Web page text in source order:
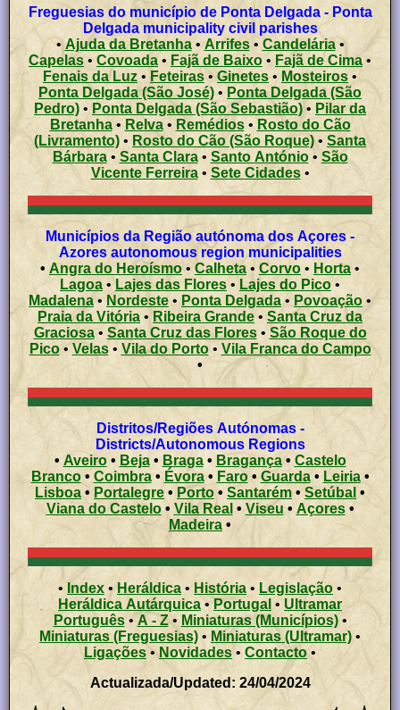
Freguesias do município de Ponta Delgada - Ponta
Delgada municipality civil parishes
•
Ajuda da Bretanha• Arrifes• Candelária•
Capelas • Covoada • Fajã de Baixo • Fajã de Cima •
Fenais da Luz • Feteiras • Ginetes• Mosteiros •
Ponta Delgada (São José)• Ponta Delgada (São
Pedro) • Ponta Delgada (São Sebastião) • Pilar da
Bretanha• Relva• Remédios• Rosto do Cão
(Livramento) • Rosto do Cão (São Roque)• Santa
Bárbara• Santa Clara• Santo António• São
Vicente Ferreira• Sete Cidades•
Municípios da Região autónoma dos Açores -
Azores autonomous region municipalities
• Angra do Heroísmo • Calheta • Corvo • Horta•
Lagoa •Lajes das Flores • Lajes do Pico•
Madalena • Nordeste • Ponta Delgada • Povoação •
Praia da Vitória • Ribeira Grande • Santa Cruz da
Graciosa• Santa Cruz das Flores• São Roque do
Pico• Velas• Vila do Porto• Vila Franca do Campo
•
Distritos/Regiões Autónomas -
Districts/Autonomous Regions
•Aveiro• Beja• Braga• Bragança• Castelo
Branco• Coimbra• Évora• Faro• Guarda• Leiria•
Lisboa• Portalegre • Porto • Santarém • Setúbal •
Viana do Castelo• Vila Real • Viseu • Açores •
Madeira •
• Index • Heráldica • História • Legislação •
Heráldica Autárquica•Portugal • Ultramar
Português• A - Z• Miniaturas (Municípios)•
Miniaturas (Freguesias) • Miniaturas (Ultramar) •
Ligações • Novidades •Contacto•
Actualizada/Updated: 24/04/2024